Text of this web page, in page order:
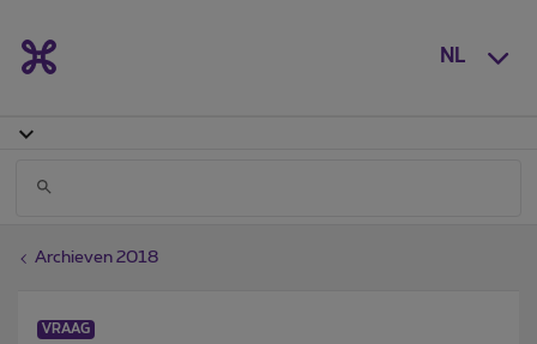
NL
Archieven 2018
VRAAG